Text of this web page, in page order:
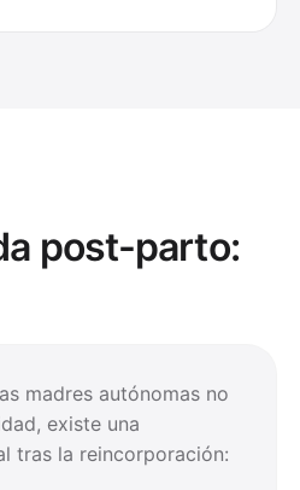
post-parto:
madres autónomas no
existe una
tras la reincorporación: